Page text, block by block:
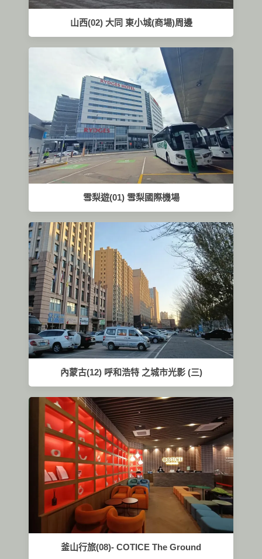
山西(02) 大同 東小城(商場)周邊
雪梨遊(01) 雪梨國際機場
內蒙古(12) 呼和浩特 之城市光影 (三)
釜山行旅(08)- COTICE The Ground